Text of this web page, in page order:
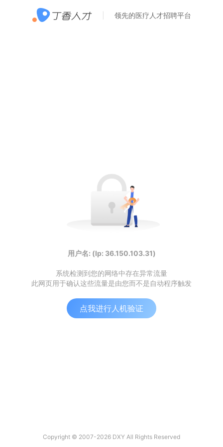
领先的医疗人才招聘平台
用户名: (Ip: 36.150.103.31)
系统检测到您的网络中存在异常流量
此网页用于确认这些流量是由您而不是自动程序触发
点我进行人机验证
Copyright © 2007-2026 DXY All Rights Reserved